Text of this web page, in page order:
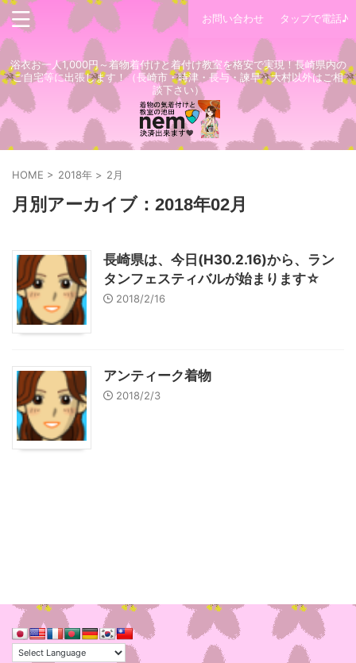
お問い合わせ タップで電話♪
浴衣お一人1,000円～着物着付けと着付け教室を格安で実現！長崎県内の
ご自宅等に出張します！（長崎市・時津・長与・諫早・大村以外はご相
談下さい）
HOME > 2018年 > 2月
月別アーカイブ：2018年02月
長崎県は、今日(H30.2.16)から、ラン
タンフェスティバルが始まります☆
2018/2/16
アンティーク着物
2018/2/3